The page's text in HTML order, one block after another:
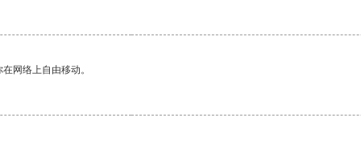
网络上自由移动。